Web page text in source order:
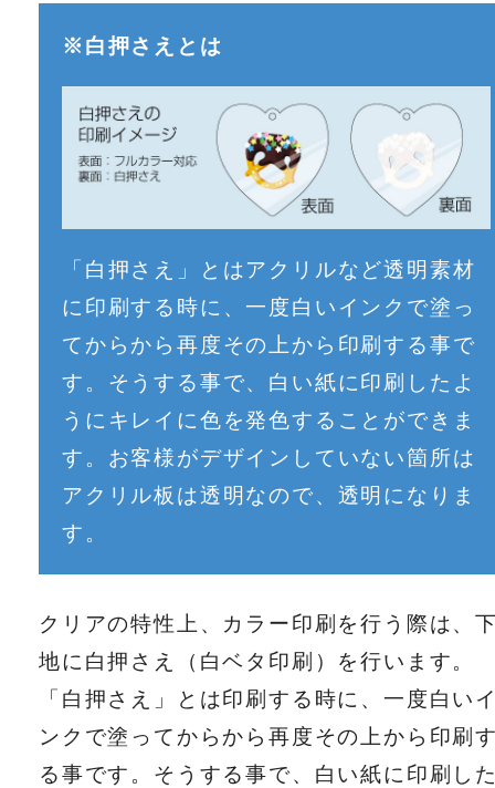
※白押さえとは
「白押さえ」とはアクリルなど透明素材
に印刷する時に、一度白いインクで塗っ
てからから再度その上から印刷する事で
す。そうする事で、白い紙に印刷したよ
うにキレイに色を発色することができま
す。お客様がデザインしていない箇所は
アクリル板は透明なので、透明になりま
す。
クリアの特性上、カラー印刷を行う際は、
地に白押さえ（白ベタ印刷）を行います。
「白押さえ」とは印刷する時に、一度白い
ンクで塗ってからから再度その上から印刷
る事です。そうする事で、白い紙に印刷し